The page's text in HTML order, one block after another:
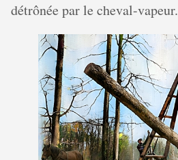
détrônée par le cheval-vapeur.